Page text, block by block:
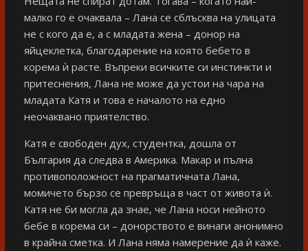
малко го е очаквала – Лана се сблъсква на улицата
не с кого да е, а с младата жена – донор на
яйцеклетка, благодарение на която бебето в
корема ѝ расте. Въпреки всичките си инстинкти и
притеснения, Лана не може да устои на чара на
младата Катя и това е началото на едно
неочаквано приятелство.
Катя е свободен дух, студентка, дошла от
България да следва в Америка. Макар и пълна
противоположност на прагматичната Лана,
момичето бързо се превръща в част от живота ѝ.
Катя не би могла да знае, че Лана носи нейното
бебе в корема си – донорството е винаги анонимно
в крайна сметка. И Лана няма намерение да ѝ каже.